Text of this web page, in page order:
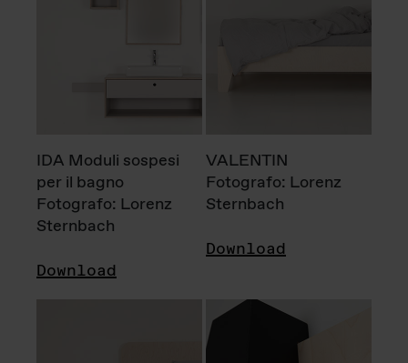
IDA Moduli sospesi
per il bagno
Fotografo: Lorenz
Sternbach
Download
VALENTIN
Fotografo: Lorenz
Sternbach
Download